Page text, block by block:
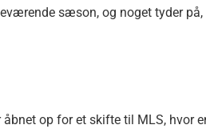
sæson, og noget tyder
op for et skifte til MLS, hvor